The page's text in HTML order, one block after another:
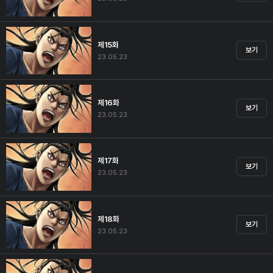
제15화
23.05.23
보기
제16화
23.05.23
보기
제17화
23.05.23
보기
제18화
23.05.23
보기